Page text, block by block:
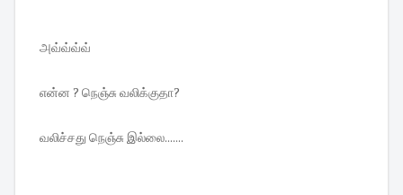
அவ்வ்வ்வ்
என்ன ? நெஞ்சு வலிக்குதா?
வலிச்சது நெஞ்சு இல்லை.......